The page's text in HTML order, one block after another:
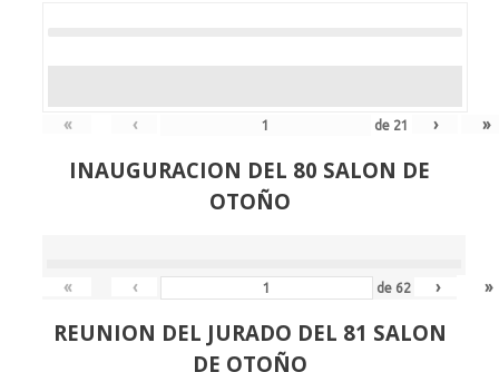
« ‹ de 21 › »
INAUGURACION DEL 80 SALON DE
OTOÑO
« ‹ de 62 › »
REUNION DEL JURADO DEL 81 SALON
DE OTOÑO